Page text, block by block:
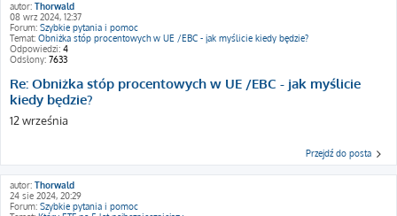
autor: Thorwald
08 wrz 2024, 12:37
Forum: Szybkie pytania i pomoc
Temat: Obniżka stóp procentowych w UE /EBC - jak myślicie kiedy będzie?
Odpowiedzi: 4
Odsłony: 7633
Re: Obniżka stóp procentowych w UE /EBC - jak myślicie
kiedy będzie?
12 września
Przejdź do posta
autor: Thorwald
24 sie 2024, 20:29
Forum: Szybkie pytania i pomoc